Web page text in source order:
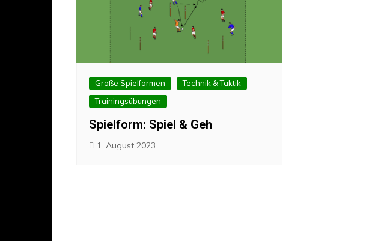
Torschuss
Große Spielformen
Technik & Taktik
Trainingsübungen
Spielform: Spiel & Geh
1. August 2023